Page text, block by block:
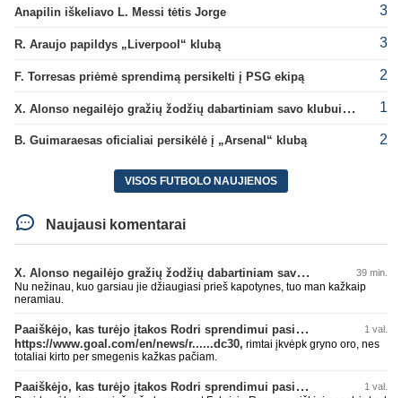
Anapilin iškeliavo L. Messi tėtis Jorge 3
R. Araujo papildys „Liverpool“ klubą 3
F. Torresas priėmė sprendimą persikelti į PSG ekipą 2
X. Alonso negailėjo gražių žodžių dabartiniam savo klubui „Chelsea“ 1
B. Guimaraesas oficialiai persikėlė į „Arsenal“ klubą 2
VISOS FUTBOLO NAUJIENOS
Naujausi komentarai
X. Alonso negailėjo gražių žodžių dabartiniam savo klubui „Chelsea“ 39 min.
Nu nežinau, kuo garsiau jie džiaugiasi prieš kapotynes, tuo man kažkaip
neramiau.
Paaiškėjo, kas turėjo įtakos Rodri sprendimui pasirinkti Barselonos pusę 1 val.
https://www.goal.com/en/news/r......dc30, rimtai įkvėpk gryno oro, nes
totaliai kirto per smegenis kažkas pačiam.
Paaiškėjo, kas turėjo įtakos Rodri sprendimui pasirinkti Barselonos pusę 1 val.